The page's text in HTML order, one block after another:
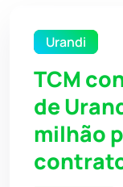
Urandi
TCM
de
milhão